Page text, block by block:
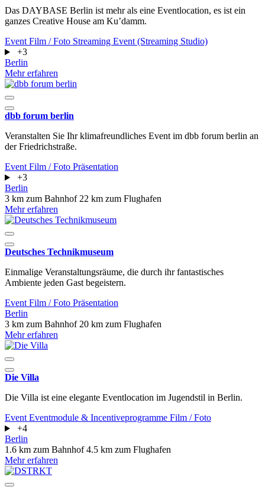
Das DAYBASE Berlin ist mehr als eine Eventlocation, es ist ein
ganzes Creative House am Ku’damm.
Event Film / Foto Streaming Event (Streaming Studio)
+3
Berlin
Mehr erfahren
dbb forum berlin
Veranstalten Sie Ihr klimafreundliches Event im dbb forum berlin an
der Friedrichstraße.
Event Film / Foto Präsentation
+3
Berlin
3 km zum Bahnhof 22 km zum Flughafen
Mehr erfahren
Deutsches Technikmuseum
Einmalige Veranstaltungsräume, die durch ihr fantastisches
Ambiente jeden Gast begeistern.
Event Film / Foto Präsentation
Berlin
3 km zum Bahnhof 20 km zum Flughafen
Mehr erfahren
Die Villa
Die Villa ist eine elegante Eventlocation im Jugendstil in Berlin.
Event Eventmodule & Incentiveprogramme Film / Foto
+4
Berlin
1.6 km zum Bahnhof4.5 km zum Flughafen
Mehr erfahren